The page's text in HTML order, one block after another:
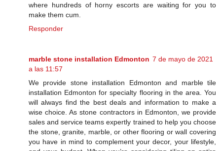
where hundreds of horny escorts are waiting for you to
make them cum.
Responder
marble stone installation Edmonton 7 de mayo de 2021
a las 11:57
We provide stone installation Edmonton and marble tile
installation Edmonton for specialty flooring in the area. You
will always find the best deals and information to make a
wise choice. As stone contractors in Edmonton, we provide
sales and service teams expertly trained to help you choose
the stone, granite, marble, or other flooring or wall covering
you have in mind to complement your decor, your lifestyle,